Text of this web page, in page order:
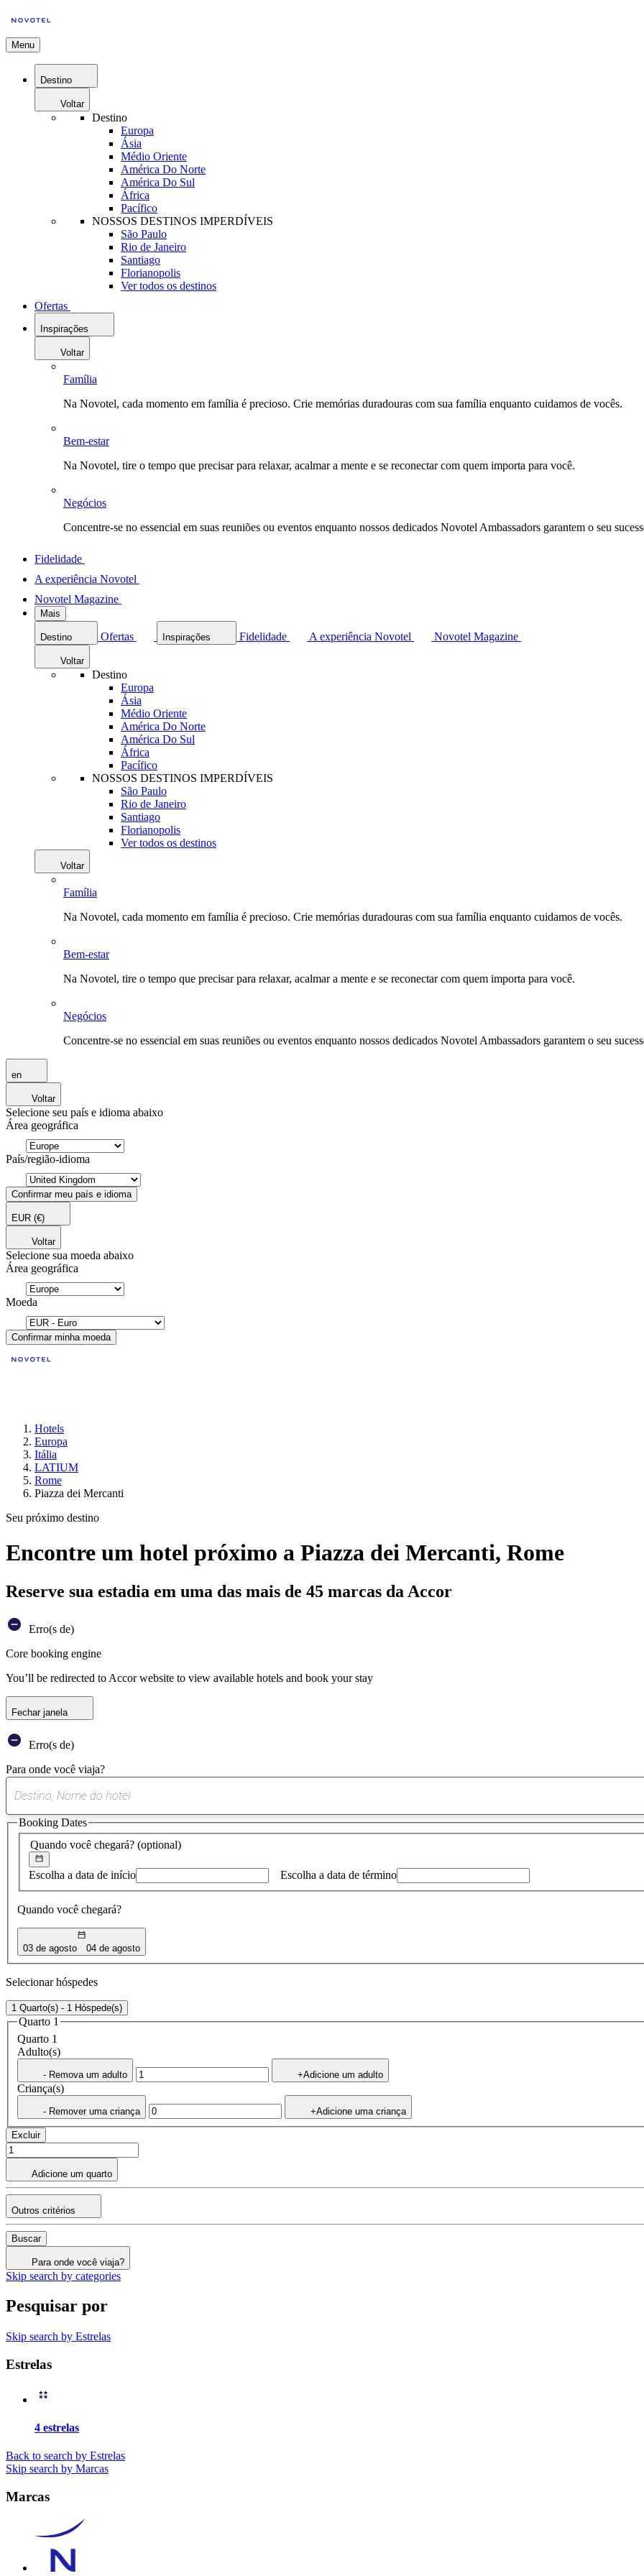
Menu
Destino
Voltar
Destino
Europa
Ásia
Médio Oriente
América Do Norte
América Do Sul
África
Pacífico
NOSSOS DESTINOS IMPERDÍVEIS
São Paulo
Rio de Janeiro
Santiago
Florianopolis
Ver todos os destinos
Ofertas
Inspirações
Voltar
Família
Na Novotel, cada momento em família é precioso. Crie memórias duradouras com sua família enquanto cuidamos de vocês.
Bem-estar
Na Novotel, tire o tempo que precisar para relaxar, acalmar a mente e se reconectar com quem importa para você.
Negócios
Concentre-se no essencial em suas reuniões ou eventos enquanto nossos dedicados Novotel Ambassadors garantem o seu
Fidelidade
A experiência Novotel
Novotel Magazine
Mais
Destino Ofertas Inspirações Fidelidade A experiência Novotel Novotel Magazine
Voltar
Destino
Europa
Ásia
Médio Oriente
América Do Norte
América Do Sul
África
Pacífico
NOSSOS DESTINOS IMPERDÍVEIS
São Paulo
Rio de Janeiro
Santiago
Florianopolis
Ver todos os destinos
Voltar
Família
Na Novotel, cada momento em família é precioso. Crie memórias duradouras com sua família enquanto cuidamos de vocês.
Bem-estar
Na Novotel, tire o tempo que precisar para relaxar, acalmar a mente e se reconectar com quem importa para você.
Negócios
Concentre-se no essencial em suas reuniões ou eventos enquanto nossos dedicados Novotel Ambassadors garantem o seu
en
Voltar
Selecione seu país e idioma abaixo
Área geográfica
País/região-idioma
Confirmar meu país e idioma
EUR (€)
Voltar
Selecione sua moeda abaixo
Área geográfica
Moeda
Confirmar minha moeda
Hotels
Europa
Itália
LATIUM
Rome
Piazza dei Mercanti
Seu próximo destino
Encontre um hotel próximo a Piazza dei Mercanti, Rome
Reserve sua estadia em uma das mais de 45 marcas da Accor
Erro(s de)
Core booking engine
You’ll be redirected to Accor website to view available hotels and book your stay
Fechar janela
Erro(s de)
Para onde você viaja?
sugestão
encontrada
Quando você chegará? (optional)
Escolha a data de início Escolha a data de término
Quando você chegará?
03 de agosto 04 de agosto
Booking Dates
Selecionar hóspedes
1 Quarto(s) - 1 Hóspede(s)
Quarto 1
Quarto 1
Adulto(s)
- Remova um adulto +Adicione um adulto
Criança(s)
- Remover uma criança +Adicione uma criança
Excluir
Adicione um quarto
Outros critérios
Buscar
Para onde você viaja?
Skip search by categories
Pesquisar por
Skip search by Estrelas
Estrelas
4 estrelas
Back to search by Estrelas
Skip search by Marcas
Marcas